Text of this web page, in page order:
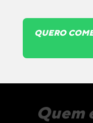
QUERO
Quem